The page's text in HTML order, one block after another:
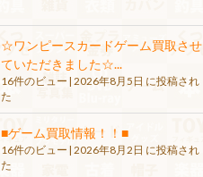
☆ワンピースカードゲーム買取させ
ていただきました☆...
16件のビュー | 2026年8月5日 に投稿され
た
■ゲーム買取情報！！■
16件のビュー
2026年8月2日 に投稿され
た